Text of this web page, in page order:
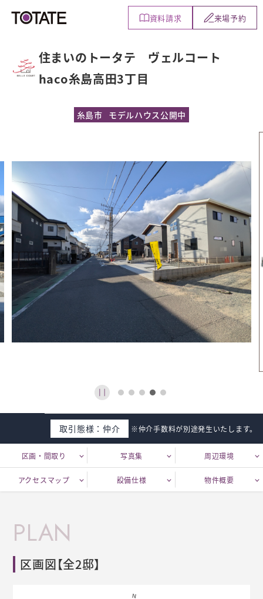
資料請求 来場予約
住まいのトータテ ヴェルコート
haco糸島高田3丁目
糸島市 モデルハウス公開中
取引態様：仲介 ※仲介手数料が別途発生いたします。
区画・間取り 写真集 周辺環境
アクセスマップ 設備仕様 物件概要
PLAN
区画図【全2邸】